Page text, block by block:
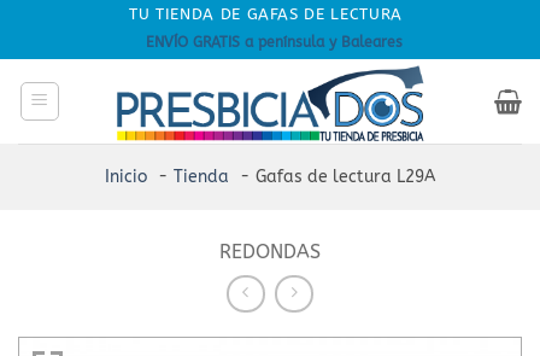
TU TIENDA DE GAFAS DE LECTURA
ENVÍO GRATIS a península y Baleares
Inicio Tienda Gafas de lectura L29A
REDONDAS